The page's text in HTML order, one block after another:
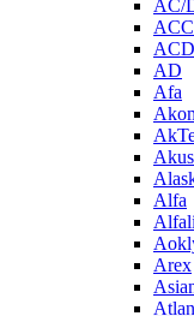
AC/
AD
Afa
Alfa
Arex